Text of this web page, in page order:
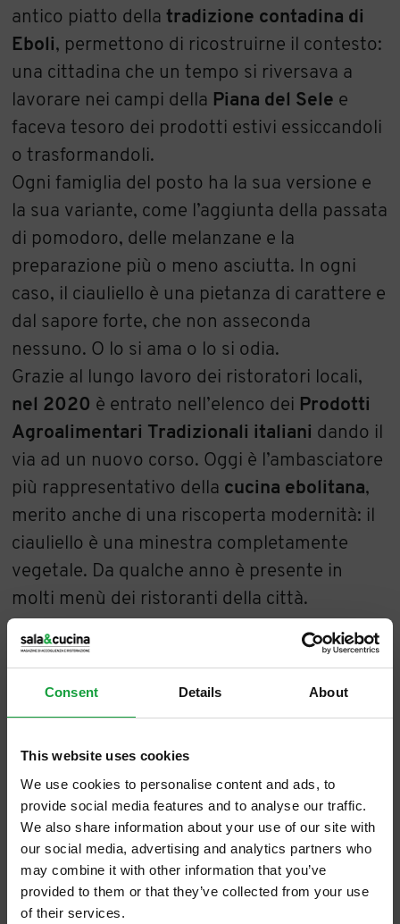
Consent Details About
This website uses cookies
We use cookies to personalise content and ads, to
provide social media features and to analyse our traffic.
We also share information about your use of our site with
our social media, advertising and analytics partners who
may combine it with other information that you’ve
provided to them or that they’ve collected from your use
of their services.
antico piatto dellatradizione contadina di
Eboli, permettono di ricostruirne il contesto:
una cittadina che un tempo si riversava a
lavorare nei campi della Piana del Sele e
faceva tesoro dei prodotti estivi essiccandoli
o trasformandoli.
Ogni famiglia del posto ha la sua versione e
la sua variante, come l’aggiunta della passata
di pomodoro, delle melanzane e la
preparazione più o meno asciutta. In ogni
caso, il ciauliello è una pietanza di carattere e
dal sapore forte, che non asseconda
nessuno. O lo si ama o lo si odia.
Grazie al lungo lavoro dei ristoratori locali,
nel 2020 è entrato nell’elenco dei Prodotti
Agroalimentari Tradizionali italiani dando il
via ad un nuovo corso. Oggi è l’ambasciatore
più rappresentativo della cucina ebolitana,
merito anche di una riscoperta modernità: il
ciauliello è una minestra completamente
vegetale. Da qualche anno è presente in
molti menù dei ristoranti della città.
La storia di Carmelo Vignes
In principio era la gioia di realizzare ed
utilizzare la casa di zia Annunziatella per
farne un locale nel centro storico è diventato
realtà, grazie ad una buona dose di coraggio.
Dal 2010Vico Rua, ubicato nell’omonimo
vicolo, è diventato il luogo magico in cui
Carmelo Vignesdà vita alla sua passione.